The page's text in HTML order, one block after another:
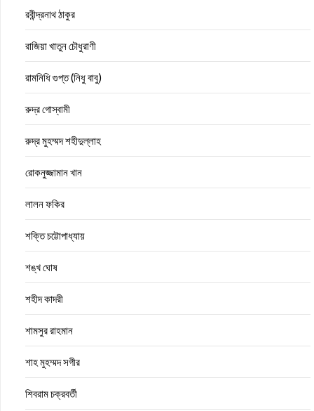
রবীন্দ্রনাথ ঠাকুর
রাজিয়া খাতুন চৌধুরাণী
রামনিধি গুপ্ত (নিধু বাবু)
রুদ্র গোস্বামী
রুদ্র মুহম্মদ শহীদুল্লাহ
রোকনুজ্জামান খান
লালন ফকির
শক্তি চট্টোপাধ্যায়
শঙ্খ ঘোষ
শহীদ কাদরী
শামসুর রাহমান
শাহ মুহম্মদ সগীর
শিবরাম চক্রবর্তী